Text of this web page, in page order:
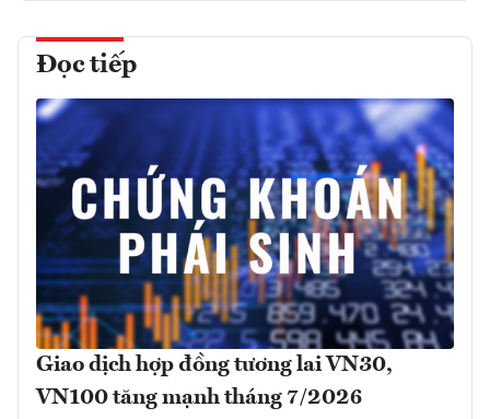
Đọc tiếp
Giao dịch hợp đồng tương lai VN30,
VN100 tăng mạnh tháng 7/2026